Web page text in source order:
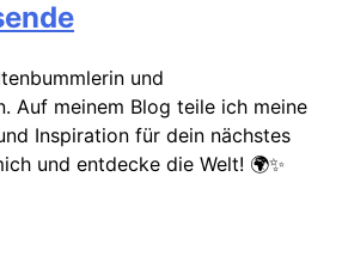
und
Auf meinem Blog teile ich meine
Inspiration für dein nächstes
und entdecke die Welt! 🌍✨